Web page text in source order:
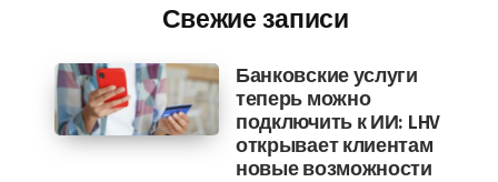
Свежие записи
Банковские услуги
теперь можно
подключить к ИИ: LHV
открывает клиентам
новые возможности